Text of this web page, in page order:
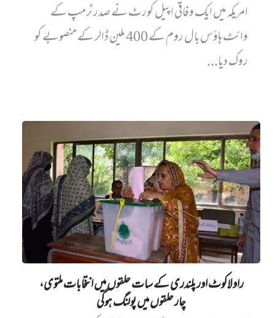
امریکہ میں ایک وفاقی اپیل کورٹ نے صدر ٹرمپ کے
وائٹ ہاؤس بال روم کے 400 ملین ڈالر کے منصوبے کو
روک دیا...
راولاکوٹ اور پلندری کے سات حلقوں میں انتخابات ملتوی،
چار حلقوں میں پولنگ ہوگی